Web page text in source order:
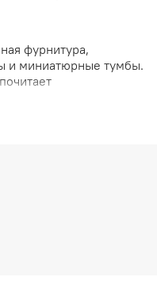
фурнитура,
и миниатюрные тумбы.